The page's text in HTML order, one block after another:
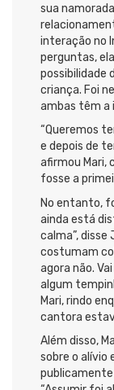
sua
interação no
perguntas,
possibilidade
criança. Foi
ambas têm a
“Queremos
e depois de
afirmou Mari,
fosse a
No entanto,
ainda está
calma”, disse
costumam
agora não.
algum
Mari, rindo
cantora
Além disso,
sobre o alívio